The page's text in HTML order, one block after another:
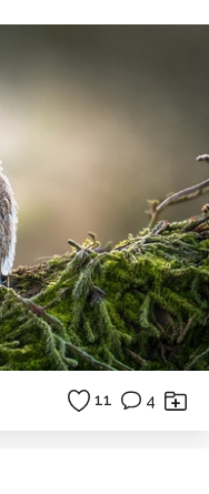
11 4